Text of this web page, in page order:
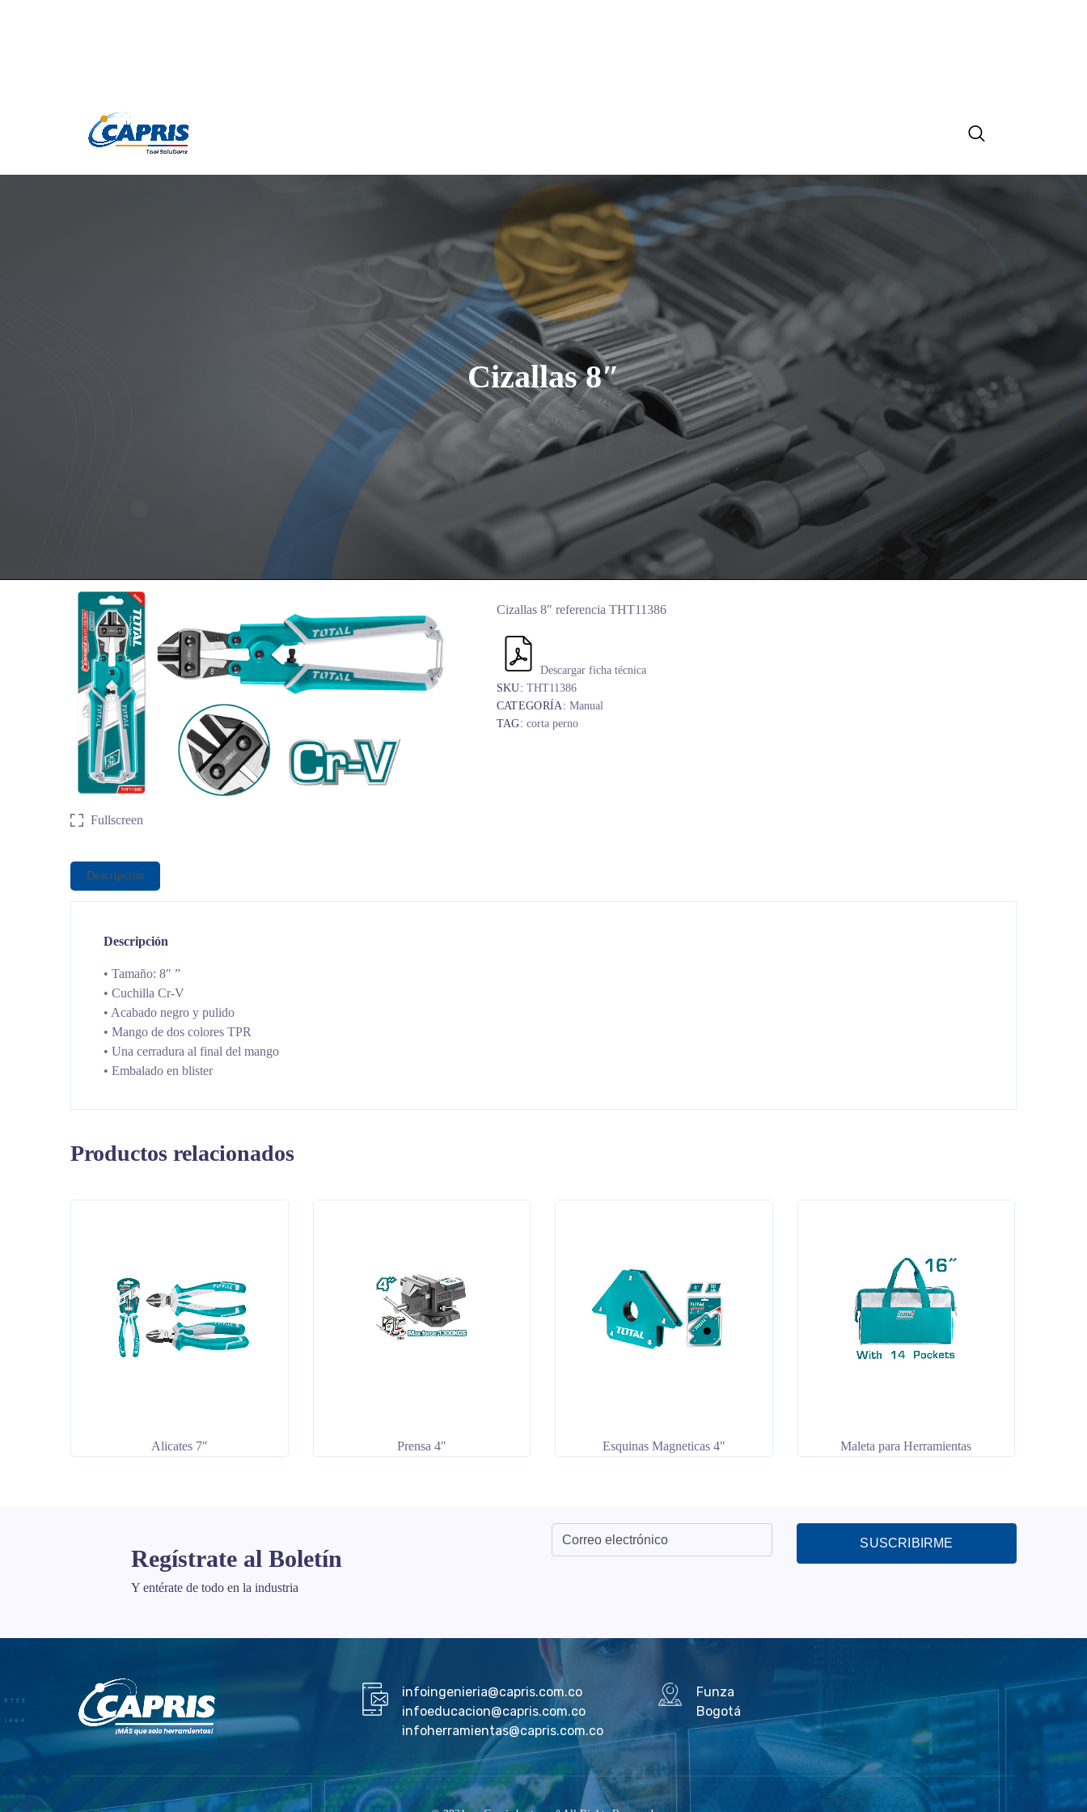
Cizallas 8″
Fullscreen
Cizallas 8″ referencia THT11386
Descargar ficha técnica
SKU:THT11386
CATEGORÍA:Manual
TAG:corta perno
Descripción
Descripción
• Tamaño: 8″ ”
• Cuchilla Cr-V
• Acabado negro y pulido
• Mango de dos colores TPR
• Una cerradura al final del mango
• Embalado en blister
Productos relacionados
Alicates 7″ Prensa 4″ Esquinas Magneticas 4″ Maleta para Herramientas
Regístrate al Boletín
Y entérate de todo en la industria
SUSCRIBIRME
infoingenieria@capris.com.co
infoeducacion@capris.com.co
infoherramientas@capris.com.co
Funza
Bogotá